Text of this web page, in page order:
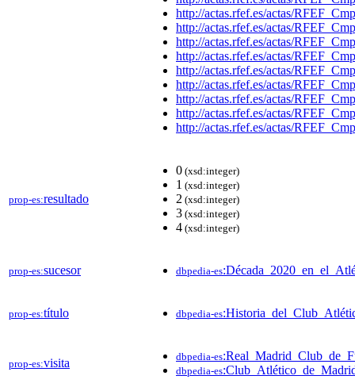
http://actas.rfef.es/actas/
http://actas.rfef.es/actas/
http://actas.rfef.es/actas/
http://actas.rfef.es/actas/
http://actas.rfef.es/actas/
http://actas.rfef.es/actas/
http://actas.rfef.es/actas/
http://actas.rfef.es/actas/
http://actas.rfef.es/actas/
prop-es:resultado
0 (xsd:integer)
1 (xsd:integer)
2 (xsd:integer)
3 (xsd:integer)
4 (xsd:integer)
prop-es:sucesor dbpedia-es
prop-es:título dbpedia-es
prop-es:visita dbpedia-es
dbpedia-es